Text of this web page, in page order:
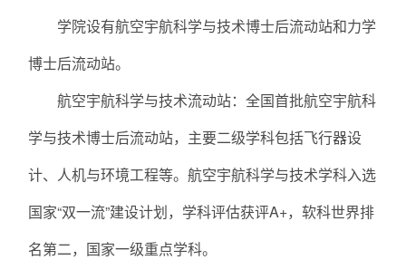
学院设有航空宇航科学与技术博士后流动站和力学
博士后流动站。
航空宇航科学与技术流动站：全国首批航空宇航科
学与技术博士后流动站，主要二级学科包括飞行器设
计、人机与环境工程等。航空宇航科学与技术学科入选
国家“双一流”建设计划，学科评估获评A+，软科世界排
名第二，国家一级重点学科。